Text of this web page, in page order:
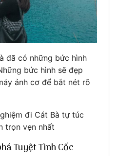
đã có những bức hình
bức hình sẽ đẹp
ảnh cơ để bắt nét rõ
đi Cát Bà tự túc
trọn vẹn nhất
Tuyệt Tình Cốc